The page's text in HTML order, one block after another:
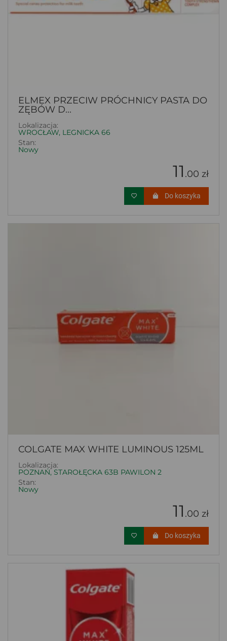
ELMEX PRZECIW PRÓCHNICY PASTA DO
ZĘBÓW D...
Lokalizacja:
WROCŁAW, LEGNICKA 66
Stan:
Nowy
11 .00 zł
Do koszyka
COLGATE MAX WHITE LUMINOUS 125ML
Lokalizacja:
POZNAŃ, STAROŁĘCKA 63B PAWILON 2
Stan:
Nowy
11 .00 zł
Do koszyka